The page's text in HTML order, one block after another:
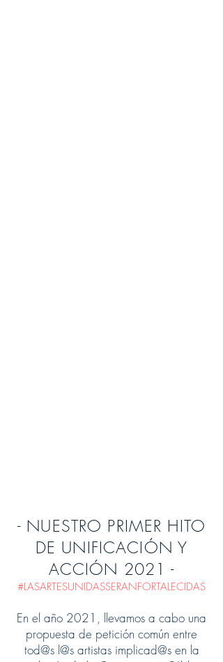
- NUESTRO PRIMER HITO
DE UNIFICACIÓN Y
ACCIÓN 2021 -
#LASARTESUNIDASSERANFORTALECIDAS
En el año 2021, llevamos a cabo una
propuesta de petición común entre
tod@s l@s artistas implicad@s en la